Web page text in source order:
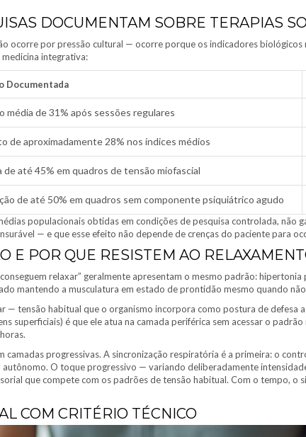
DOCUMENTAM SOBRE TERAPIAS
ocorre por pressão cultural — ocorre porque os indicadores
integrativa:
Documentada
média de 31% após sessões regulares
de aproximadamente 28% nos índices médios
de até 45% em quadros de tensão miofascial
de até 50% em quadros sem componente psiquiátrico agudo
populacionais obtidas em condições de pesquisa controlada, não
— e que esse efeito não depende de crenças do paciente para
E POR QUE RESISTEM AO
relaxar” geralmente apresentam o mesmo padrão:
mantendo a musculatura em estado de prontidão mesmo quando
— tensão habitual que o organismo incorpora como postura de defesa
superficiais) é que ele atua na camada periférica sem acessar o
progressivas. A sincronização respiratória é a primeira: o
O toque progressivo — variando deliberadamente
que compete com os padrões de tensão habitual. Com o tempo,
COM CRITÉRIO TÉCNICO